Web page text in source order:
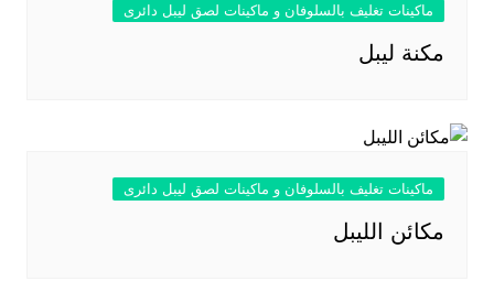
ماكينات تغليف بالسلوفان و ماكينات لصق ليبل دائرى
مكنة ليبل
ماكينات تغليف بالسلوفان و ماكينات لصق ليبل دائرى
مكائن الليبل